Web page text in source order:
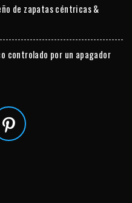
de zapatas céntricas &
controlado por un apagador